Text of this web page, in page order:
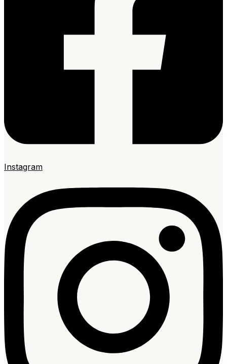
Instagram